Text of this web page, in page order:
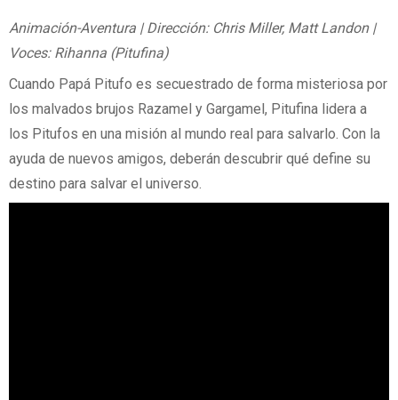
Animación-Aventura | Dirección: Chris Miller, Matt Landon |
Voces: Rihanna (Pitufina)
Cuando Papá Pitufo es secuestrado de forma misteriosa por
los malvados brujos Razamel y Gargamel, Pitufina lidera a
los Pitufos en una misión al mundo real para salvarlo. Con la
ayuda de nuevos amigos, deberán descubrir qué define su
destino para salvar el universo.